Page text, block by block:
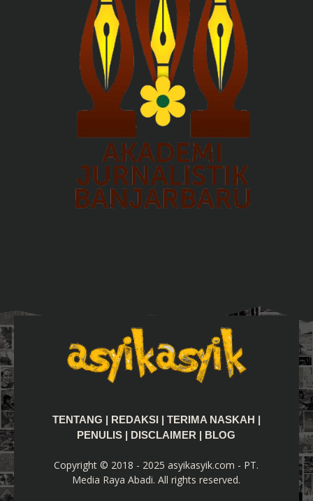
TENTANG REDAKSI TERIMA NASKAH
PENULIS
DISCLAIMER BLOG
Copyright © 2018 - 2025 asyikasyik.com - PT.
Media Raya Abadi. All rights reserved.